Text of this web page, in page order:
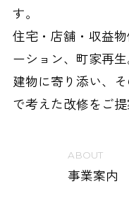
す。
住宅・店舗・収益
ーション、町家再生
建物に寄り添い、
で考えた改修をご提
ABOUT
事業案内